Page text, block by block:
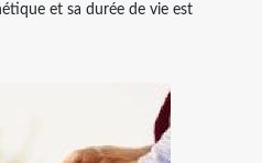
et sa durée de vie est